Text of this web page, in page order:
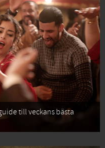
till veckans bästa